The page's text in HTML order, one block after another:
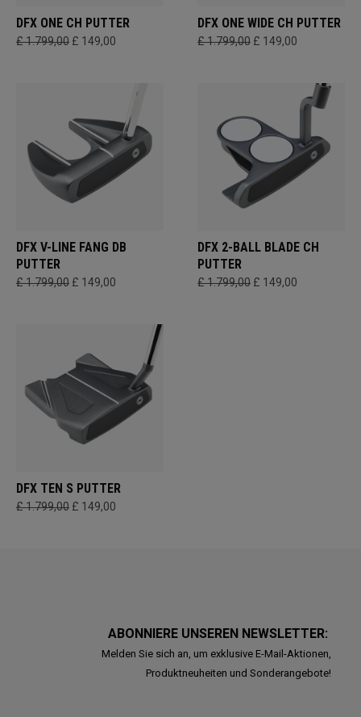
DFX ONE CH PUTTER
£ 1.799,00 £ 149,00
DFX ONE WIDE CH PUTTER
£ 1.799,00 £ 149,00
DFX V-LINE FANG DB
PUTTER
£ 1.799,00 £ 149,00
DFX 2-BALL BLADE CH
PUTTER
£ 1.799,00 £ 149,00
DFX TEN S PUTTER
£ 1.799,00 £ 149,00
ABONNIERE UNSEREN NEWSLETTER:
Melden Sie sich an, um exklusive E-Mail-Aktionen,
Produktneuheiten und Sonderangebote!